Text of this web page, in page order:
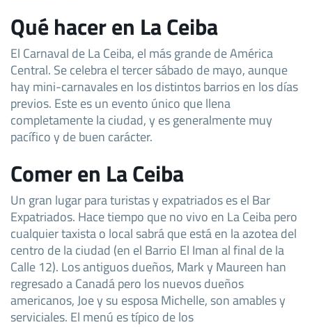
Qué hacer en La Ceiba
El Carnaval de La Ceiba, el más grande de América
Central. Se celebra el tercer sábado de mayo, aunque
hay mini-carnavales en los distintos barrios en los días
previos. Este es un evento único que llena
completamente la ciudad, y es generalmente muy
pacífico y de buen carácter.
Comer en La Ceiba
Un gran lugar para turistas y expatriados es el Bar
Expatriados. Hace tiempo que no vivo en La Ceiba pero
cualquier taxista o local sabrá que está en la azotea del
centro de la ciudad (en el Barrio El Iman al final de la
Calle 12). Los antiguos dueños, Mark y Maureen han
regresado a Canadá pero los nuevos dueños
americanos, Joe y su esposa Michelle, son amables y
serviciales. El menú es típico de los